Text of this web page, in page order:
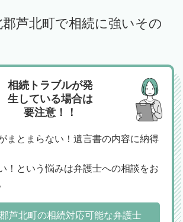
芦北町で相続に強いその
相続トラブルが発
生している場合は
要注意！！
まとまらない！遺言書の内容に納得
！という悩みは弁護士への相談をお
芦北町の相続対応可能な弁護士